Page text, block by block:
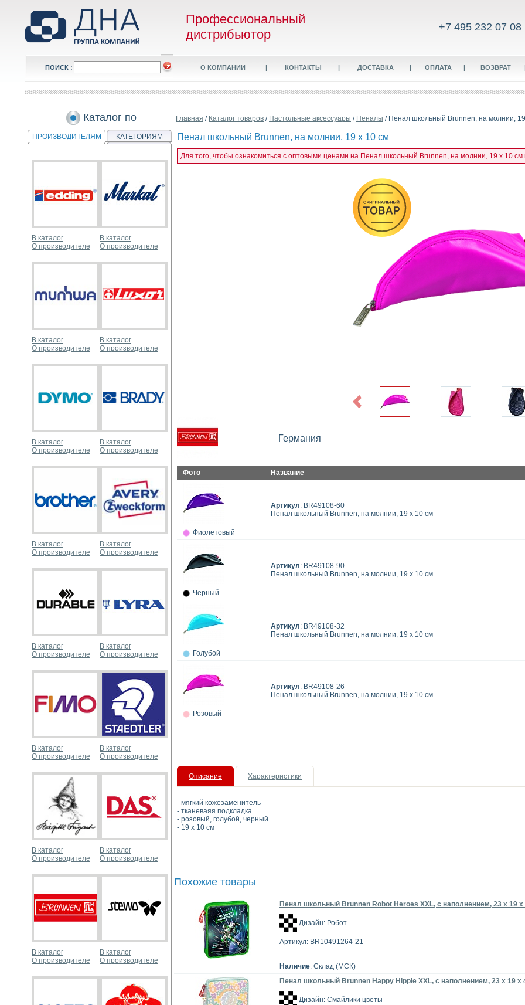
Профессиональный
дистрибьютор
+7 495 232 07 08
ПОИСК : О КОМПАНИИ | КОНТАКТЫ | ДОСТАВКА | ОПЛАТА | ВОЗВРАТ
Каталог по
ПРОИЗВОДИТЕЛЯМ КАТЕГОРИЯМ
В каталог
О производителе
В каталог
О производителе
В каталог
О производителе
В каталог
О производителе
В каталог
О производителе
В каталог
О производителе
В каталог
О производителе
В каталог
О производителе
В каталог
О производителе
В каталог
О производителе
В каталог
О производителе
В каталог
О производителе
В каталог
О производителе
В каталог
О производителе
В каталог
О производителе
В каталог
О производителе
Главная / Каталог товаров / Настольные аксессуары / Пеналы / Пенал школьный Brunnen, на молнии,
Пенал школьный Brunnen, на молнии, 19 х 10 см
Для того, чтобы ознакомиться с оптовыми ценами на Пенал школьный Brunnen, на молнии, 19 х 10 см
Previous
Германия
Фото Название
Фиолетовый
Артикул: BR49108-60
Пенал школьный Brunnen, на молнии, 19 х 10 см
Черный
Артикул: BR49108-90
Пенал школьный Brunnen, на молнии, 19 х 10 см
Голубой
Артикул: BR49108-32
Пенал школьный Brunnen, на молнии, 19 х 10 см
Розовый
Артикул: BR49108-26
Пенал школьный Brunnen, на молнии, 19 х 10 см
Описание Характеристики
- мягкий кожезаменитель
- тканеваяя подкладка
- розовый, голубой, черный
- 19 х 10 см
Похожие товары
Пенал школьный Brunnen Robot Heroes XXL, с наполнением, 23 x 19 x
Дизайн: Робот
Артикул: BR10491264-21
Наличие: Склад (МСК)
Пенал школьный Brunnen Happy Hippie XXL, с наполнением, 23 x 19 x
Дизайн: Смайлики цветы